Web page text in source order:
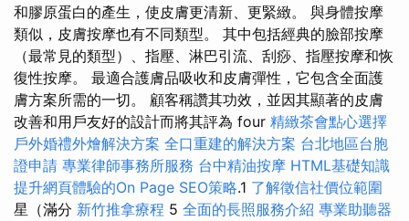
和膠原蛋白的產生，使皮膚更清新、更緊緻。 與身體按摩
類似，皮膚按摩也有不同類型。 其中包括經典的臉部按摩
（最常見的類型）、指壓、淋巴引流、刮痧、指壓按摩和恢
復性按摩。 最適合護膚品吸收和皮膚彈性，它包含全面護
膚方案所需的一切。 顧客稱讚其功效，並因其顯著的皮膚
改善和用戶友好的設計而將其評為 four 精緻茶會點心選擇
戶外婚禮外燴解決方案 全口重建的解決方案 台北地區台胞
證申請 專業律師事務所服務 台中精油按摩 HTML基礎知識
提升網頁體驗的On Page SEO策略.1 了解徵信社價位範圍
星（滿分 新竹推拿療程 5 全面的長照服務介紹 專業助聽器